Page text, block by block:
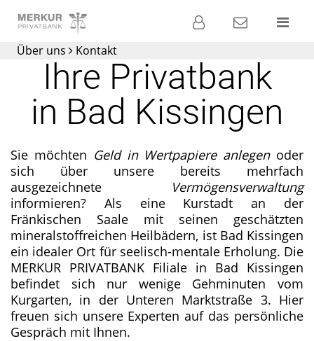
Privatbank für
Ihre
Geldanlage
Über uns Kontakt
Ihre Privatbank
in Bad Kissingen
Sie möchten Geld in Wertpapiere anlegen oder
sich über unsere bereits mehrfach
ausgezeichnete
Vermögensverwaltung
informieren? Als eine Kurstadt an der
Fränkischen Saale mit seinen geschätzten
mineralstoffreichen Heilbädern, ist Bad Kissingen
ein idealer Ort für seelisch-mentale Erholung. Die
MERKUR PRIVATBANK Filiale in Bad Kissingen
befindet sich nur wenige Gehminuten vom
Kurgarten, in der Unteren Marktstraße 3. Hier
freuen sich unsere Experten auf das persönliche
Gespräch mit Ihnen.